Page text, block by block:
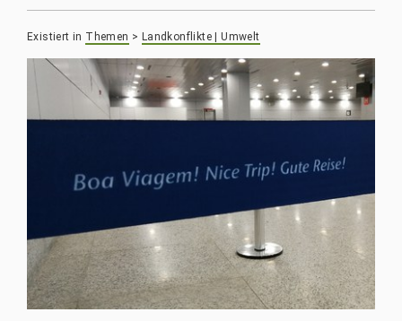
Existiert in Themen > Landkonflikte | Umwelt